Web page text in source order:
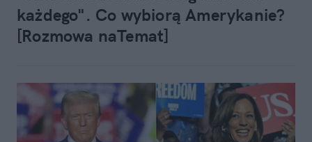
każdego". Co wybiorą Amerykanie?
[Rozmowa naTemat]